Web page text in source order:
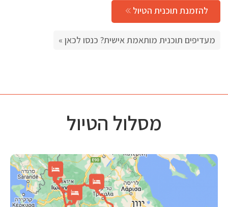
להזמנת תוכנית הטיול
מעדיפים תוכנית מותאמת אישית? כנסו לכאן »
מסלול הטיול